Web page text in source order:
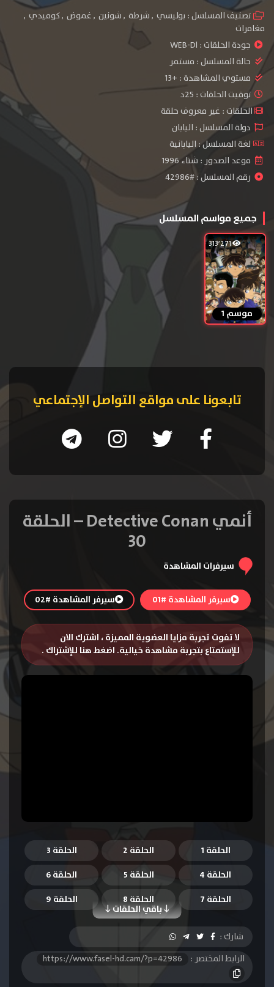
تصنيف المسلسل : بوليسي ,شرطة ,شونين ,غموض ,كوميدي ,
مغامرات
جودة الحلقات : WEB-Dl
حالة المسلسل : مستمر
مستوي المشاهدة : +13
توقيت الحلقات : 25د
الحلقات : غير معروف حلقة
دولة المسلسل : اليابان
لغة المسلسل : اليابانية
موعد الصدور : شتاء 1996
رقم المسلسل : #42986
جميع مواسم المسلسل
313٬271
موسم 1
تابعونا على مواقع التواصل الإجتماعي
أنمي Detective Conan – الحلقة
30
سيرفرات المشاهدة
سيرفر المشاهدة #01 سيرفر المشاهدة #02
لا تفوت تجربة مزايا العضوية المميزة ، اشترك الان
للإستمتاع بتجربة مشاهدة خيالية. اضغط هنا للإشتراك .
الحلقة 1 الحلقة 2
الحلقة 3
الحلقة 4
الحلقة 5 الحلقة 6
باقي الحلقات
الحلقة 7 الحلقة 8
الحلقة 9
الحلقة 10
الحلقة 11
الحلقة 13
الحلقة 14
الحلقة 15
شارك :
الرابط المختصر :
https://www.fasel-hd.cam/?p=42986